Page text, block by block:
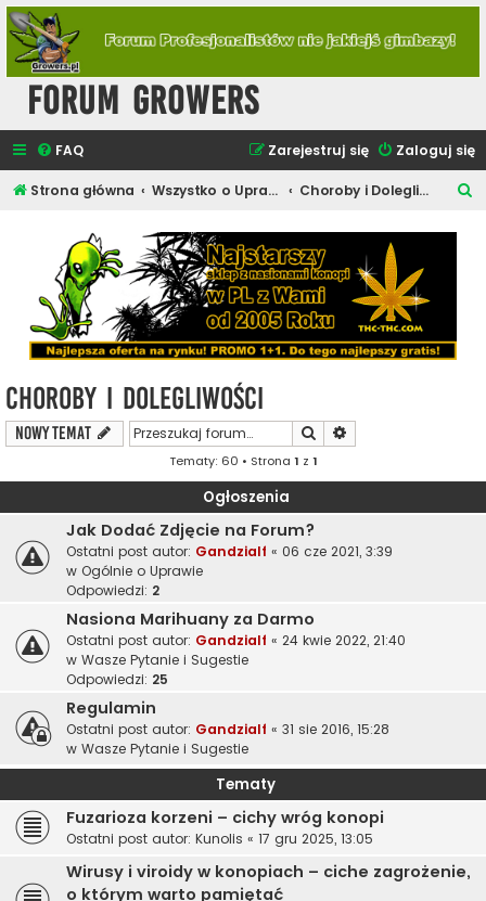
Forum Growers
FAQ Zaloguj się
Zarejestruj się
Strona główna Wszystko o Uprawie Roślin Konopi Choroby i Dolegliwości
Choroby i Dolegliwości
NOWY TEMAT Szukaj
Tematy: 60 • Strona 1 z 1
Ogłoszenia
Jak Dodać Zdjęcie na Forum?
Ostatni post autor: Gandzialf « 06 cze 2021, 3:39
w Ogólnie o Uprawie
Odpowiedzi: 2
Nasiona Marihuany za Darmo
Ostatni post autor: Gandzialf « 24 kwie 2022, 21:40
w Wasze Pytanie i Sugestie
Odpowiedzi: 25
Regulamin
Ostatni post autor: Gandzialf « 31 sie 2016, 15:28
w Wasze Pytanie i Sugestie
Tematy
Fuzarioza korzeni – cichy wróg konopi
Ostatni post autor: Kunolis « 17 gru 2025, 13:05
Wirusy i viroidy w konopiach – ciche zagrożenie,
o którym warto pamiętać